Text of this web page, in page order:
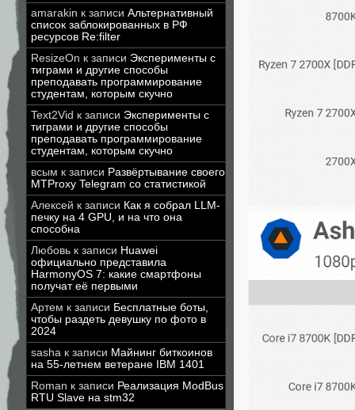
amarakin к записи Альтернативный
список заблокированных в РФ
ресурсов Re:filter
ResizeOn к записи Эксперименты с
тиграми и другие способы
преподавать программирование
студентам, которым скучно
Text2Vid к записи Эксперименты с
тиграми и другие способы
преподавать программирование
студентам, которым скучно
всым к записи Развёртывание своего
MTProxy Telegram со статистикой
Алексей к записи Как я собрал LLM-
печку на 4 GPU, и на что она
способна
Любовь к записи Huawei
официально представила
HarmonyOS 7: какие смартфоны
получат её первыми
Артем к записи Бесплатные боты,
чтобы раздеть девушку по фото в
2024
sasha к записи Майнинг биткоинов
на 55-летнем ветеране IBM 1401
Roman к записи Реализация ModBus
RTU Slave на stm32